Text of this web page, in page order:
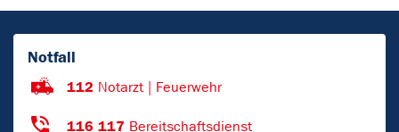
Notfall
112 Notarzt | Feuerwehr
116 117 Bereitschaftsdienst